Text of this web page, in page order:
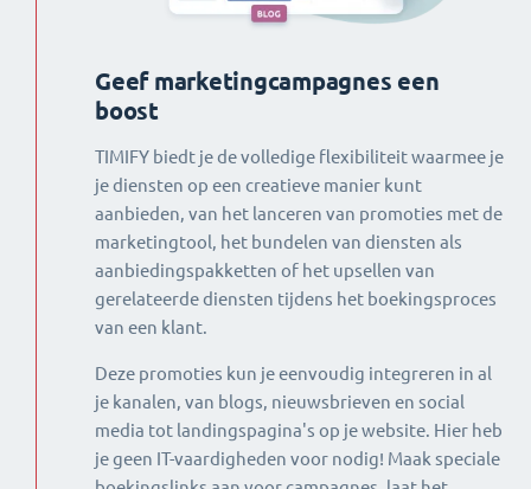
Geef marketingcampagnes een
boost
TIMIFY biedt je de volledige flexibiliteit waarmee je
je diensten op een creatieve manier kunt
aanbieden, van het lanceren van promoties met de
marketingtool, het bundelen van diensten als
aanbiedingspakketten of het upsellen van
gerelateerde diensten tijdens het boekingsproces
van een klant.
Deze promoties kun je eenvoudig integreren in al
je kanalen, van blogs, nieuwsbrieven en social
media tot landingspagina's op je website. Hier heb
je geen IT-vaardigheden voor nodig! Maak speciale